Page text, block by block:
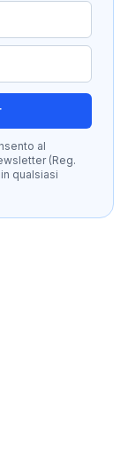
al
(Reg.
qualsiasi